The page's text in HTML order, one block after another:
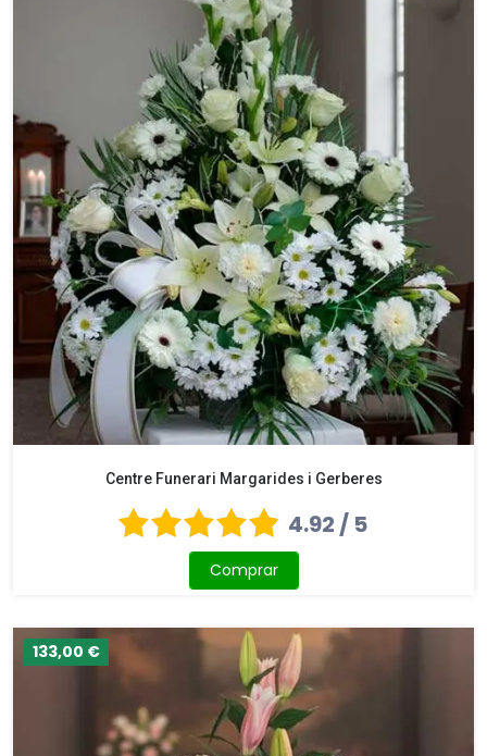
Centre Funerari Margarides i Gerberes
4.92 / 5
Comprar
133,00 €